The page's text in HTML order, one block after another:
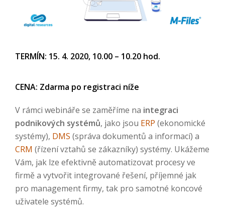
TERMÍN: 15. 4. 2020, 10.00 – 10.20 hod.
CENA: Zdarma po registraci níže
V rámci webináře se zaměříme na integraci
podnikových systémů, jako jsou ERP (ekonomické
systémy), DMS (správa dokumentů a informací) a
CRM (řízení vztahů se zákazníky) systémy. Ukážeme
Vám, jak lze efektivně automatizovat procesy ve
firmě a vytvořit integrované řešení, příjemné jak
pro management firmy, tak pro samotné koncové
uživatele systémů.